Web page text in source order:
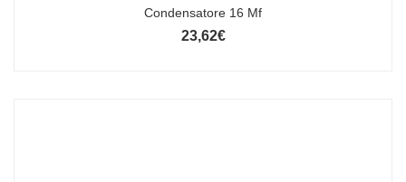
Condensatore 16 Mf
23,62€